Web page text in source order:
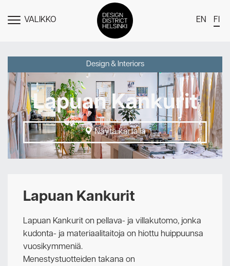
NÄYTÄVALIKKO EN FI
DDH Find – Explore The District
Jäsenet
Tapahtumat
Uutiset
Medialle
Meistä
Ota yhteyttä
Design & Interiors
Lapuan Kankurit
Näytä kartalla
Lapuan Kankurit
Lapuan Kankurit on pellava- ja villakutomo, jonka
kudonta- ja materiaalitaitoja on hiottu huippuunsa
vuosikymmeniä.
Menestystuotteiden takana on